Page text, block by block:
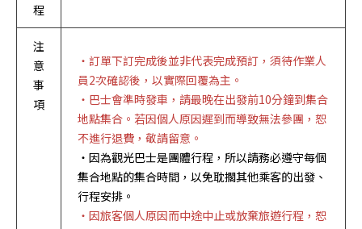
程
注
意
事
項
・訂單下訂完成後並非代表完成預訂，須待作業人
員2次確認後，以實際回覆為主。
・巴士會準時發車，請最晚在出發前10分鐘到集合
地點集合。若因個人原因遲到而導致無法參團，恕
不進行退費，敬請留意。
・因為觀光巴士是團體行程，所以請務必遵守每個
集合地點的集合時間，以免耽擱其他乘客的出發、
行程安排。
・因旅客個人原因而中途中止或放棄旅遊行程，恕